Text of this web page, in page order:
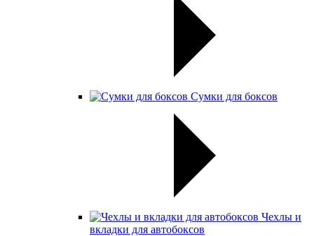
Сумки для боксов
Чехлы и
вкладки для автобоксов